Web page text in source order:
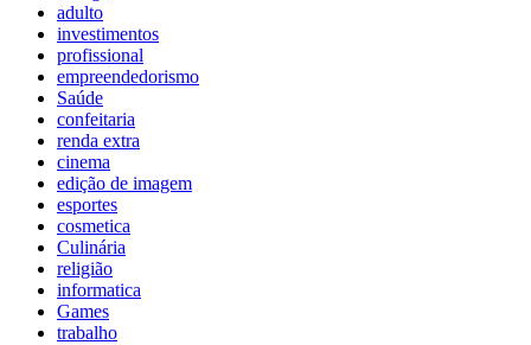
adulto
investimentos
profissional
empreendedorismo
Saúde
confeitaria
renda extra
cinema
edição de imagem
esportes
cosmetica
Culinária
religião
informatica
Games
trabalho